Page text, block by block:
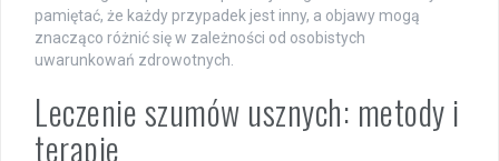
pamiętać, że każdy przypadek jest inny, a objawy mogą
znacząco różnić się w zależności od osobistych
uwarunkowań zdrowotnych.
Leczenie szumów usznych: metody i
terapie